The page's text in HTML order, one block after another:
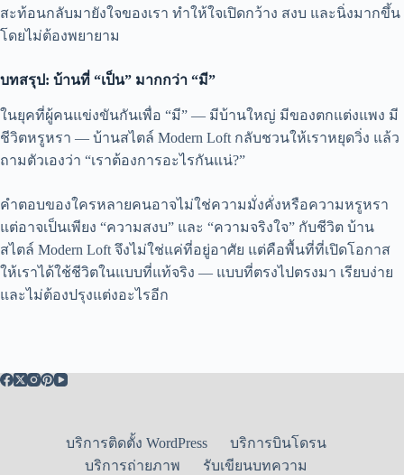
สะท้อนกลับมายังใจของเรา ทำให้ใจเปิดกว้าง สงบ และนิ่งมากขึ้น
โดยไม่ต้องพยายาม
บทสรุป: บ้านที่ “เป็น” มากกว่า “มี”
ในยุคที่ผู้คนแข่งขันกันเพื่อ “มี” — มีบ้านใหญ่ มีของตกแต่งแพง มี
ชีวิตหรูหรา — บ้านสไตล์ Modern Loft กลับชวนให้เราหยุดวิ่ง แล้ว
ถามตัวเองว่า “เราต้องการอะไรกันแน่?”
คำตอบของใครหลายคนอาจไม่ใช่ความมั่งคั่งหรือความหรูหรา
แต่อาจเป็นเพียง “ความสงบ” และ “ความจริงใจ” กับชีวิต บ้าน
สไตล์ Modern Loft จึงไม่ใช่แค่ที่อยู่อาศัย แต่คือพื้นที่ที่เปิดโอกาส
ให้เราได้ใช้ชีวิตในแบบที่แท้จริง — แบบที่ตรงไปตรงมา เรียบง่าย
และไม่ต้องปรุงแต่งอะไรอีก
บริการติดตั้ง WordPress
บริการบินโดรน
บริการถ่ายภาพ
รับเขียนบทความ